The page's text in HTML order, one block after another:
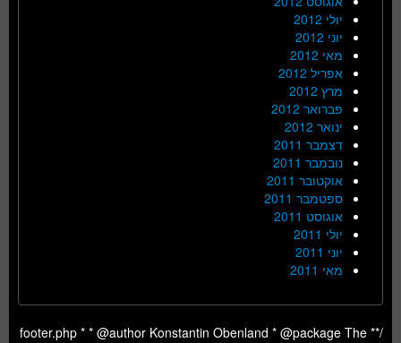
יולי 2012
יוני 2012
מאי 2012
אפריל 2012
מרץ 2012
פברואר 2012
ינואר 2012
דצמבר 2011
נובמבר 2011
אוקטובר 2011
ספטמבר 2011
אוגוסט 2011
יולי 2011
יוני 2011
מאי 2011
/** footer.php * * @author Konstantin Obenland * @package The